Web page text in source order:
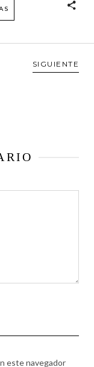
SIGUIENTE
este navegador